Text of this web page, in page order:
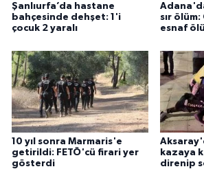
Şanlıurfa’da hastane
bahçesinde dehşet: 1'i
çocuk 2 yaralı
sır ölüm:
esnaf
10 yıl sonra Marmaris'e
getirildi: FETÖ'cü firari yer
gösterdi
kazaya
direnip